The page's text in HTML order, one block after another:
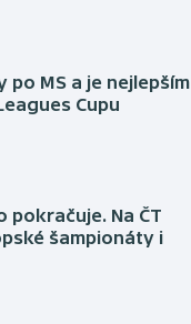
po MS a je nejlepším
Cupu
pokračuje. Na ČT
šampionáty i